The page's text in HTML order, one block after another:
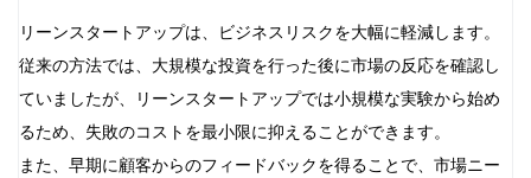
リーンスタートアップは、ビジネスリスクを大幅に軽減します。
従来の方法では、大規模な投資を行った後に市場の反応を確認し
ていましたが、リーンスタートアップでは小規模な実験から始め
るため、失敗のコストを最小限に抑えることができます。
また、早期に顧客からのフィードバックを得ることで、市場ニー